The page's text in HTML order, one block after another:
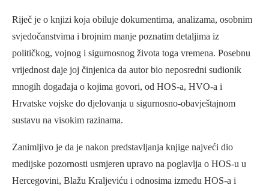
Riječ je o knjizi koja obiluje dokumentima, analizama, osobnim
svjedočanstvima i brojnim manje poznatim detaljima iz
političkog, vojnog i sigurnosnog života toga vremena. Posebnu
vrijednost daje joj činjenica da autor bio neposredni sudionik
mnogih događaja o kojima govori, od HOS-a, HVO-a i
Hrvatske vojske do djelovanja u sigurnosno-obavještajnom
sustavu na visokim razinama.
Zanimljivo je da je nakon predstavljanja knjige najveći dio
medijske pozornosti usmjeren upravo na poglavlja o HOS-u u
Hercegovini, Blažu Kraljeviću i odnosima između HOS-a i